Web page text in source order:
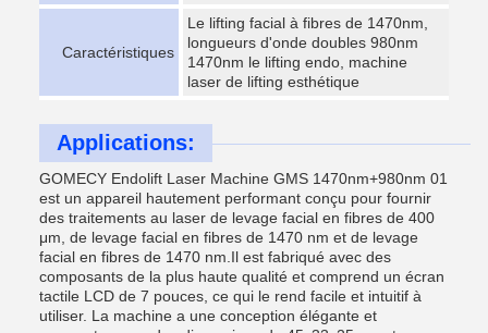
Caractéristiques
Le lifting facial à fibres de 1470nm,
longueurs d'onde doubles 980nm
1470nm le lifting endo, machine
laser de lifting esthétique
Applications:
GOMECY Endolift Laser Machine GMS 1470nm+980nm 01
est un appareil hautement performant conçu pour fournir
des traitements au laser de levage facial en fibres de 400
μm, de levage facial en fibres de 1470 nm et de levage
facial en fibres de 1470 nm.Il est fabriqué avec des
composants de la plus haute qualité et comprend un écran
tactile LCD de 7 pouces, ce qui le rend facile et intuitif à
utiliser. La machine a une conception élégante et